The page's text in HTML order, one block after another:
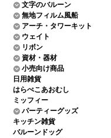
文字のバルーン
無地フィルム風船
アーチ・タワーキット
ウェイト
リボン
資材・器材
小売向け商品
日用雑貨
はらぺこあおむし
ミッフィー
パーティーグッズ
キッチン雑貨
バルーンドッグ